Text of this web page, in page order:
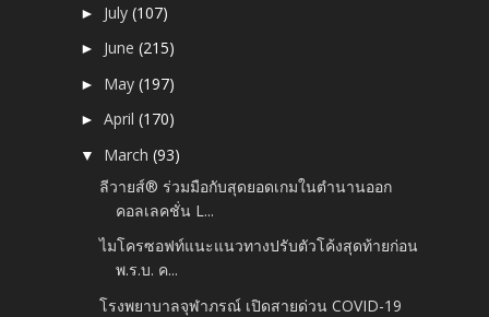
► July(107)
► June(215)
► May(197)
►April(170)
▼ March(93)
ลีวายส์® ร่วมมือกับสุดยอดเกมในตำนานออก
คอลเลคชั่น L...
ไมโครซอฟท์แนะแนวทางปรับตัวโค้งสุดท้ายก่อน
พ.ร.บ. ค...
โรงพยาบาลจุฬาภรณ์ เปิดสายด่วน COVID-19